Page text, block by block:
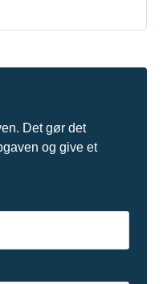
Det gør det
og give et